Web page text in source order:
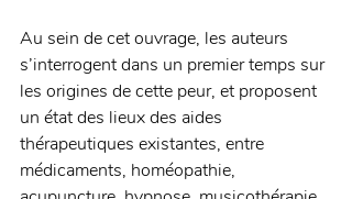
Au sein de cet ouvrage, les auteurs
s’interrogent dans un premier temps sur
les origines de cette peur, et proposent
un état des lieux des aides
thérapeutiques existantes, entre
médicaments, homéopathie,